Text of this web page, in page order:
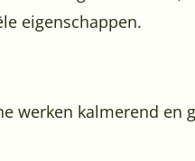
eigenschappen.
werken kalmerend en